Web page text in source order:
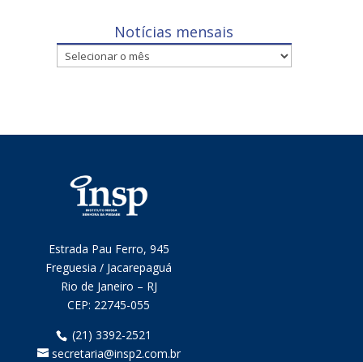
Notícias mensais
Notícias
mensais
Estrada Pau Ferro, 945
Freguesia / Jacarepaguá
Rio de Janeiro – RJ
CEP: 22745-055
(21) 3392-2521
secretaria@insp2.com.br